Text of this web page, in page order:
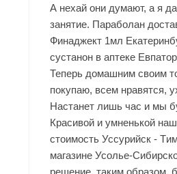
А нехай они думают, а я
занятие. Параболан
Финаджект 1мл
сустанон в аптеке
Теперь домашним своим
покупаю, всем нравятся,
Настанет лишь час и мы
Красивой и умненькой
стоимость Уссурийск -
магазине Усолье-
решение, таким образом,